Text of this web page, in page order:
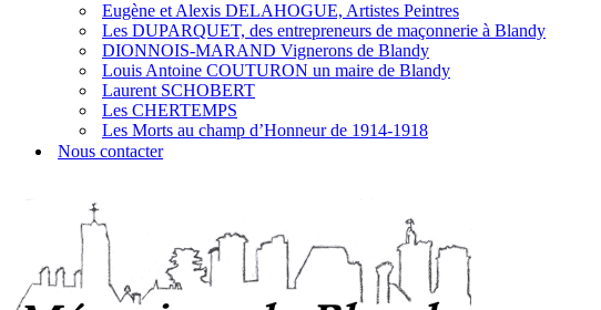
Eugène et Alexis DELAHOGUE, Artistes Peintres
Les DUPARQUET, des entrepreneurs de maçonnerie à Blandy
DIONNOIS-MARAND Vignerons de Blandy
Louis Antoine COUTURON un maire de Blandy
Laurent SCHOBERT
Les CHERTEMPS
Les Morts au champ d’Honneur de 1914-1918
Nous contacter